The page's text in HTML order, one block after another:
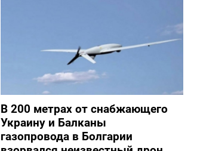
В 200 метрах от снабжающего
Украину и Балканы
газопровода в Болгарии